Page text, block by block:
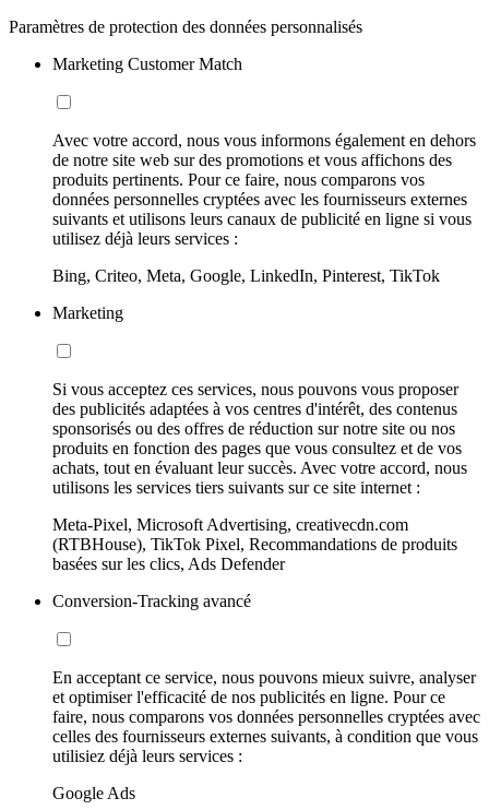
Paramètres de protection des données personnalisés
Marketing Customer Match
Avec votre accord, nous vous informons également en dehors
de notre site web sur des promotions et vous affichons des
produits pertinents. Pour ce faire, nous comparons vos
données personnelles cryptées avec les fournisseurs externes
suivants et utilisons leurs canaux de publicité en ligne si vous
utilisez déjà leurs services :
Bing, Criteo, Meta, Google, LinkedIn, Pinterest, TikTok
Marketing
Si vous acceptez ces services, nous pouvons vous proposer
des publicités adaptées à vos centres d'intérêt, des contenus
sponsorisés ou des offres de réduction sur notre site ou nos
produits en fonction des pages que vous consultez et de vos
achats, tout en évaluant leur succès. Avec votre accord, nous
utilisons les services tiers suivants sur ce site internet :
Meta-Pixel, Microsoft Advertising, creativecdn.com
(RTBHouse), TikTok Pixel, Recommandations de produits
basées sur les clics, Ads Defender
Conversion-Tracking avancé
En acceptant ce service, nous pouvons mieux suivre, analyser
et optimiser l'efficacité de nos publicités en ligne. Pour ce
faire, nous comparons vos données personnelles cryptées avec
celles des fournisseurs externes suivants, à condition que vous
utilisiez déjà leurs services :
Google Ads